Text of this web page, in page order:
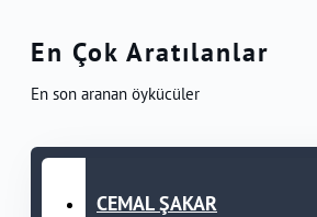
En Çok Aratılanlar
En son aranan öykücüler
CEMAL ŞAKAR